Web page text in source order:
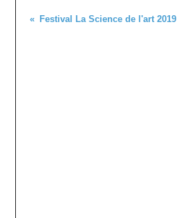
Festival La Science de l'art 2019